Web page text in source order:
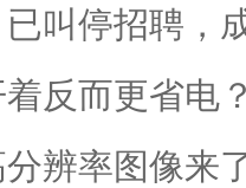
叫停招聘，
反而更省电
辨率图像来